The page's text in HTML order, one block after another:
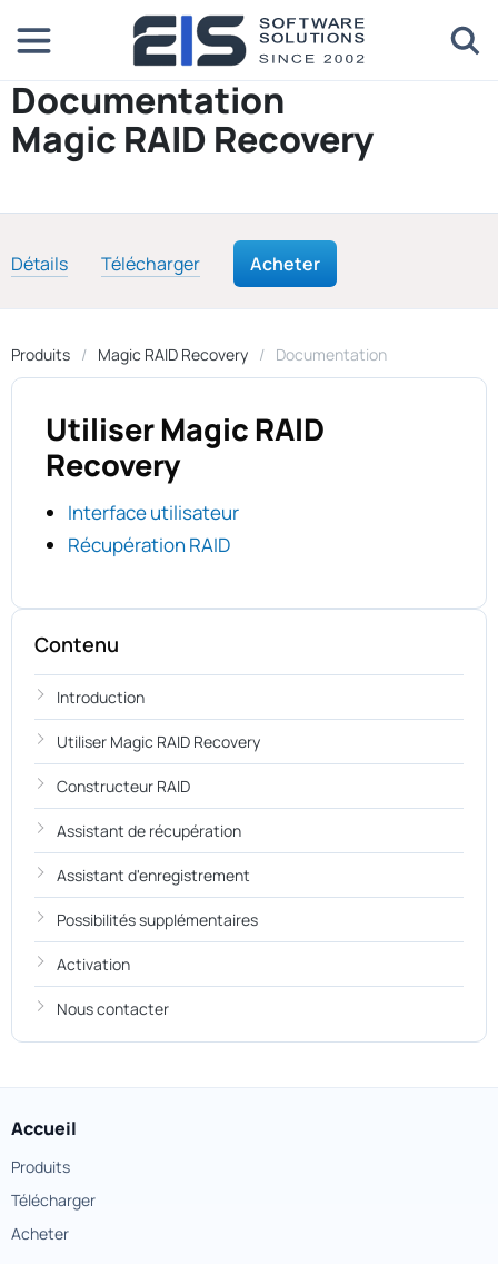
Documentation
Magic RAID Recovery
Détails Télécharger Acheter
Produits Magic RAID Recovery Documentation
Utiliser Magic RAID
Recovery
Interface utilisateur
Récupération RAID
Contenu
Introduction
Utiliser Magic RAID Recovery
Constructeur RAID
Assistant de récupération
Assistant d'enregistrement
Possibilités supplémentaires
Activation
Nous contacter
Accueil
Produits
Télécharger
Acheter